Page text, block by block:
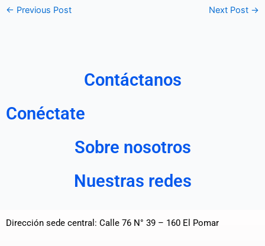
← Previous Post Next Post →
Contáctanos
Conéctate
Sobre nosotros
Nuestras redes
Dirección sede central: Calle 76 N° 39 – 160 El Pomar